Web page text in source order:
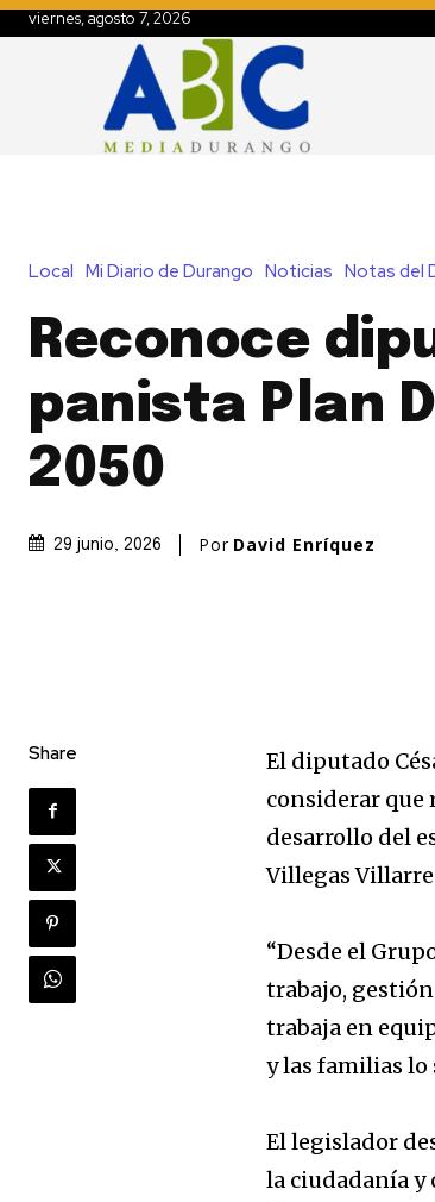
viernes, agosto 7, 2026
Local Mi Diario de Durango Noticias Notas del
Reconoce
panista Plan
2050
29 junio, 2026 Por David Enríquez
Share
El diputado
considerar que
desarrollo del
Villegas
“Desde el
trabajo, gestión
trabaja en
y las familias lo
El legislador
la ciudadanía y